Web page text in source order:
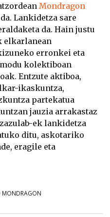
Mondragon
Lankidetza sare
da. Hain justu
elkarlanean
erronkei eta
kolektiboan
Entzute aktiboa,
ikaskuntza,
partekatua
jauzia arrakastaz
ek lankidetza
ditu, askotariko
eragile eta
MONDRAGON